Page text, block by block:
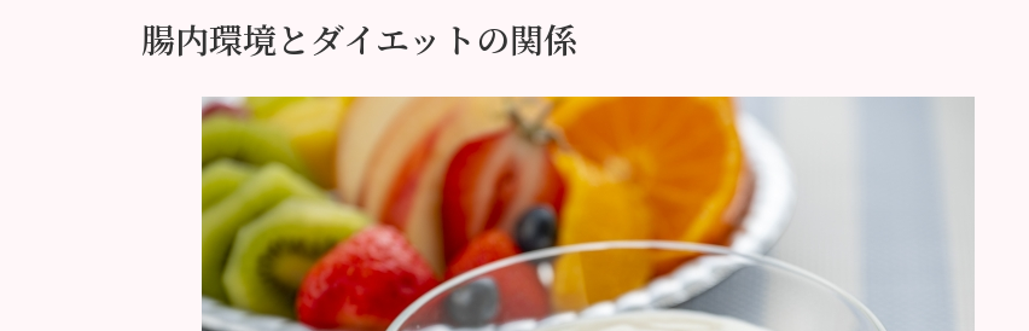
腸内環境とダイエットの関係